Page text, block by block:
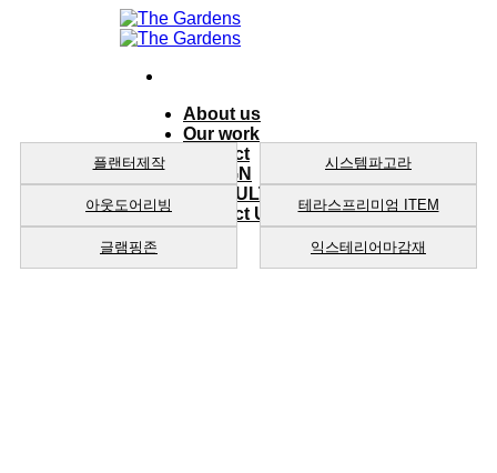
About us
Our work
product
DESIGN
CONSULTING
Contact Us
플랜터제작 시스템파고라
아웃도어리빙 테라스프리미엄 ITEM
글램핑존 익스테리어마감재